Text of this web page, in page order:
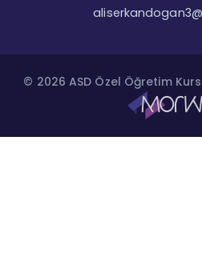
© 2026 ASD Özel Öğretim